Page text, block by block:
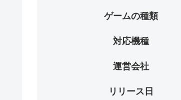
ゲームの種類
対応機種
運営会社
リリース日